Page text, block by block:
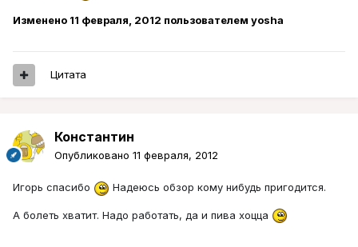
Изменено 11 февраля, 2012 пользователем yosha
Цитата
Константин
Опубликовано 11 февраля, 2012
Игорь спасибо Надеюсь обзор кому нибудь пригодится.
А болеть хватит. Надо работать, да и пива хоцца